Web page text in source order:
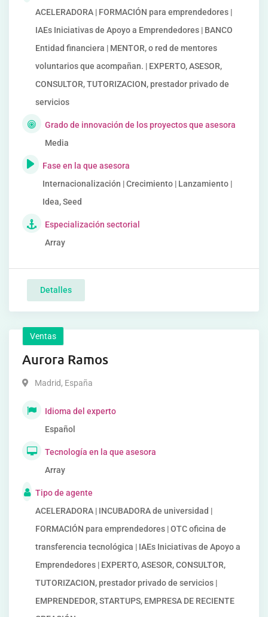
ACELERADORA | FORMACIÓN para emprendedores |
IAEs Iniciativas de Apoyo a Emprendedores | BANCO
Entidad financiera | MENTOR, o red de mentores
voluntarios que acompañan. | EXPERTO, ASESOR,
CONSULTOR, TUTORIZACION, prestador privado de
servicios
Grado de innovación de los proyectos que asesora
Media
Fase en la que asesora
Internacionalización | Crecimiento | Lanzamiento |
Idea, Seed
Especialización sectorial
Array
Detalles
Ventas
Aurora Ramos
Madrid, España
Idioma del experto
Español
Tecnología en la que asesora
Array
Tipo de agente
ACELERADORA | INCUBADORA de universidad |
FORMACIÓN para emprendedores | OTC oficina de
transferencia tecnológica | IAEs Iniciativas de Apoyo a
Emprendedores | EXPERTO, ASESOR, CONSULTOR,
TUTORIZACION, prestador privado de servicios |
EMPRENDEDOR, STARTUPS, EMPRESA DE RECIENTE